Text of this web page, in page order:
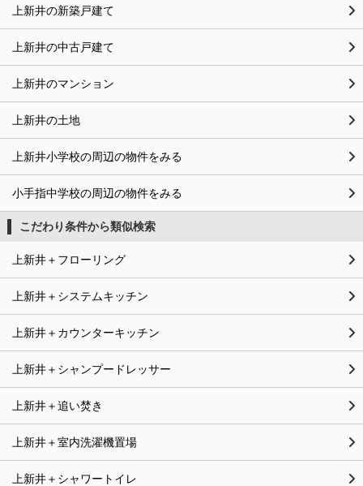
上新井の新築戸建て
上新井の中古戸建て
上新井のマンション
上新井の土地
上新井小学校の周辺の物件をみる
小手指中学校の周辺の物件をみる
こだわり条件から類似検索
上新井＋フローリング
上新井＋システムキッチン
上新井＋カウンターキッチン
上新井＋シャンプードレッサー
上新井＋追い焚き
上新井＋室内洗濯機置場
上新井＋シャワートイレ